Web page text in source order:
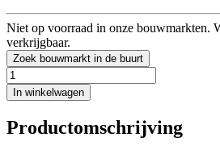
Niet op voorraad in onze bouwmarkten.
verkrijgbaar.
Zoek bouwmarkt in de buurt
In winkelwagen
Productomschrijving